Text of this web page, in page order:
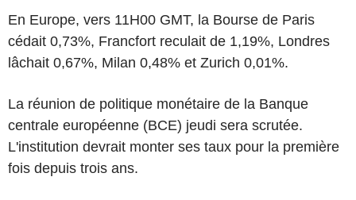
En Europe, vers 11H00 GMT, la Bourse de Paris
cédait 0,73%, Francfort reculait de 1,19%, Londres
lâchait 0,67%, Milan 0,48% et Zurich 0,01%.
La réunion de politique monétaire de la Banque
centrale européenne (BCE) jeudi sera scrutée.
L'institution devrait monter ses taux pour la première
fois depuis trois ans.